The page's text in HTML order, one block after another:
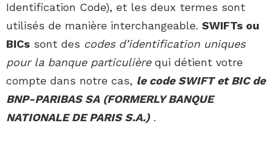
Identification Code), et les deux termes sont
utilisés de manière interchangeable. SWIFTs ou
BICs sont des codes d’identification uniques
pour la banque particulière qui détient votre
compte dans notre cas, le code SWIFT et BIC de
BNP-PARIBAS SA (FORMERLY BANQUE
NATIONALE DE PARIS S.A.).